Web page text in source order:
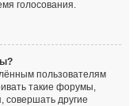
голосования.
пользователям
такие форумы,
совершать другие